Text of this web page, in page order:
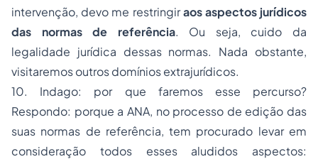
intervenção, devo me restringiraos aspectos jurídicos
das normas de referência. Ou seja, cuido da
legalidade jurídica dessas normas. Nada obstante,
visitaremos outros domíniosextrajurídicos.
10. Indago: por que faremos esse percurso?
Respondo: porque a ANA, no processo de edição das
suas normas de referência, tem procurado levar em
consideração todos esses aludidos aspectos: